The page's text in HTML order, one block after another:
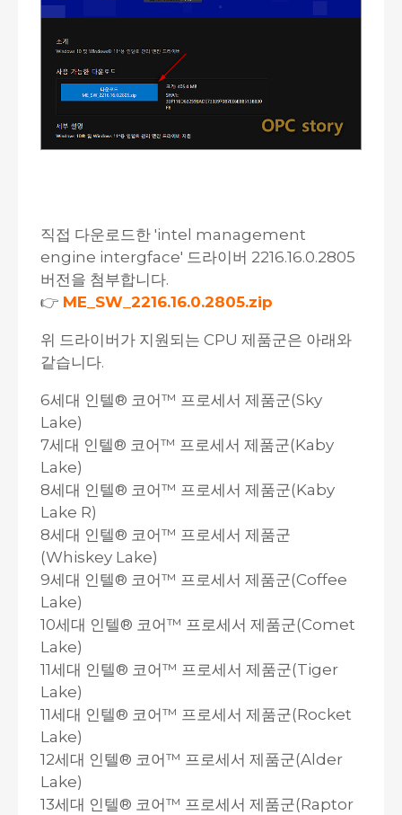
직접 다운로드한 'intel management
engine intergface' 드라이버 2216.16.0.2805
버전을 첨부합니다.
👉 ME_SW_2216.16.0.2805.zip
위 드라이버가 지원되는 CPU 제품군은 아래와
같습니다.
6세대 인텔® 코어™ 프로세서 제품군(Sky
Lake)
7세대 인텔® 코어™ 프로세서 제품군(Kaby
Lake)
8세대 인텔® 코어™ 프로세서 제품군(Kaby
Lake R)
8세대 인텔® 코어™ 프로세서 제품군
(Whiskey Lake)
9세대 인텔® 코어™ 프로세서 제품군(Coffee
Lake)
10세대 인텔® 코어™ 프로세서 제품군(Comet
Lake)
11세대 인텔® 코어™ 프로세서 제품군(Tiger
Lake)
11세대 인텔® 코어™ 프로세서 제품군(Rocket
Lake)
12세대 인텔® 코어™ 프로세서 제품군(Alder
Lake)
13세대 인텔® 코어™ 프로세서 제품군(Raptor